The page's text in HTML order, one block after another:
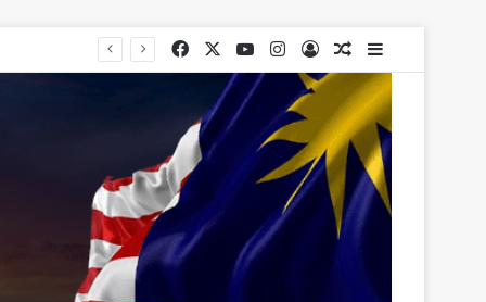
Facebook YouTubeInstagram
Log InRandom Article